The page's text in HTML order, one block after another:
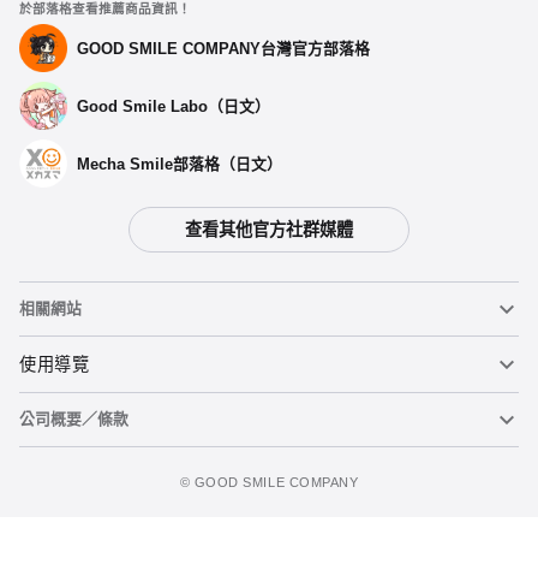
選擇類型
中長波浪捲髮／薄荷色
預購期間：2024年04月18日~至 (JST)2024年05月29日
2024年10月發售・每人限購3個
於部落格查看推薦商品資訊！
GOOD SMILE COMPANY台灣官方部落格
Good Smile Labo（日文）
Mecha Smile部落格（日文）
查看其他官方社群媒體
相關網站
黏土人
黏土人臉部製造機（英文）
使用導覽
重要公告
公司概要／條款
©️ GOOD SMILE COMPANY